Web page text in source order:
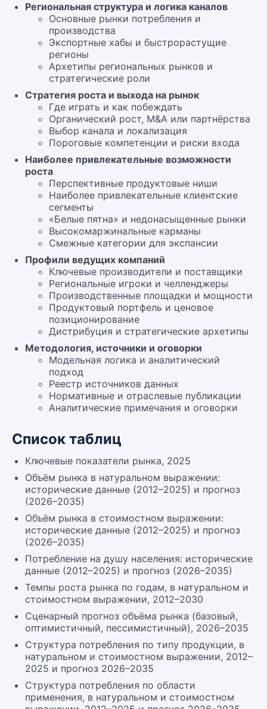
Региональная структура и логика каналов
Основные рынки потребления и
производства
Экспортные хабы и быстрорастущие
регионы
Архетипы региональных рынков и
стратегические роли
Стратегия роста и выхода на рынок
Где играть и как побеждать
Органический рост, M&A или партнёрства
Выбор канала и локализация
Пороговые компетенции и риски входа
Наиболее привлекательные возможности
роста
Перспективные продуктовые ниши
Наиболее привлекательные клиентские
сегменты
«Белые пятна» и недонасыщенные рынки
Высокомаржинальные карманы
Смежные категории для экспансии
Профили ведущих компаний
Ключевые производители и поставщики
Региональные игроки и челленджеры
Производственные площадки и мощности
Продуктовый портфель и ценовое
позиционирование
Дистрибуция и стратегические архетипы
Методология, источники и оговорки
Модельная логика и аналитический
подход
Реестр источников данных
Нормативные и отраслевые публикации
Аналитические примечания и оговорки
Список таблиц
Ключевые показатели рынка, 2025
Объём рынка в натуральном выражении:
исторические данные (2012–2025) и прогноз
(2026–2035)
Объём рынка в стоимостном выражении:
исторические данные (2012–2025) и прогноз
(2026–2035)
Потребление на душу населения: исторические
данные (2012–2025) и прогноз (2026–2035)
Темпы роста рынка по годам, в натуральном и
стоимостном выражении, 2012–2030
Сценарный прогноз объёма рынка (базовый,
оптимистичный, пессимистичный), 2026–2035
Структура потребления по типу продукции, в
натуральном и стоимостном выражении, 2012–
2025 и прогноз 2026–2035
Структура потребления по области
применения, в натуральном и стоимостном